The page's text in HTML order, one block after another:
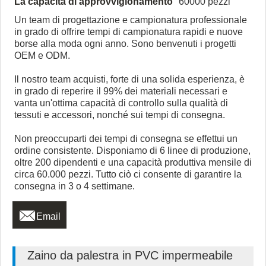
Un team di progettazione e campionatura professionale
in grado di offrire tempi di campionatura rapidi e nuove
borse alla moda ogni anno. Sono benvenuti i progetti
OEM e ODM.
Il nostro team acquisti, forte di una solida esperienza, è
in grado di reperire il 99% dei materiali necessari e
vanta un'ottima capacità di controllo sulla qualità di
tessuti e accessori, nonché sui tempi di consegna.
Non preoccuparti dei tempi di consegna se effettui un
ordine consistente. Disponiamo di 6 linee di produzione,
oltre 200 dipendenti e una capacità produttiva mensile di
circa 60.000 pezzi. Tutto ciò ci consente di garantire la
consegna in 3 o 4 settimane.
 Email
Zaino da palestra in PVC impermeabile